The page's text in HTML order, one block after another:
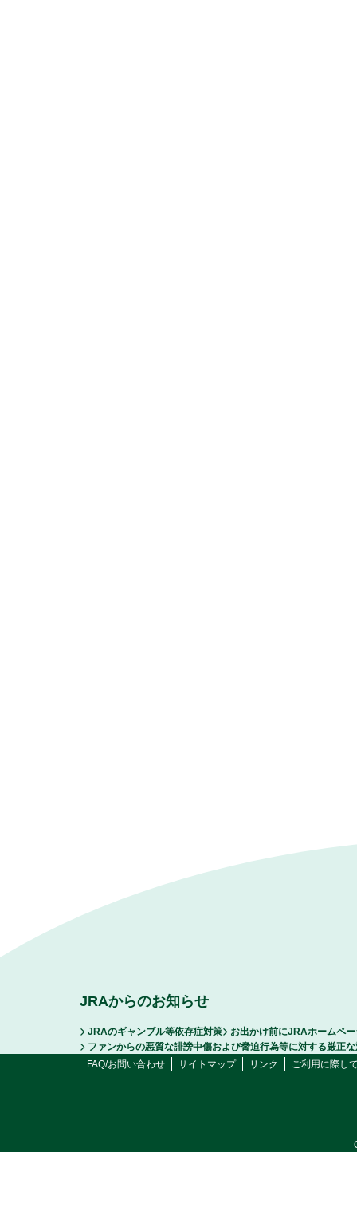
JRAからのお知らせ
JRAのギャンブル等依存症対策
お出かけ前にJRAホームペ
ファンからの悪質な誹謗中傷および脅迫行為等に対する厳正
FAQ/お問い合わせ
サイトマップ リンク ご利用に際し